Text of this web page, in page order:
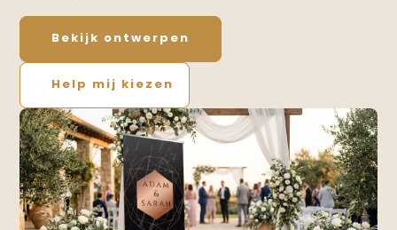
Bekijk ontwerpen
Help mij kiezen